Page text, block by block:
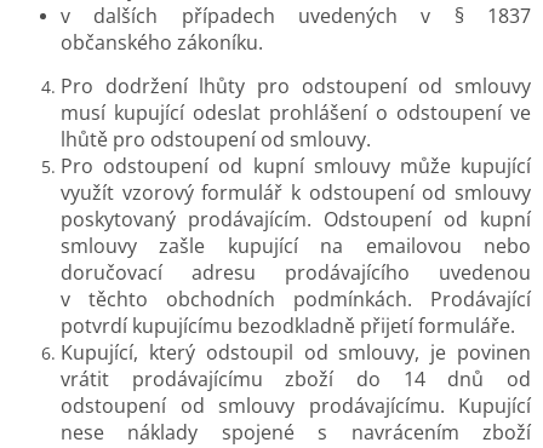
v dalších případech uvedených v § 1837
občanského zákoníku.
Pro dodržení lhůty pro odstoupení od smlouvy
musí kupující odeslat prohlášení o odstoupení ve
lhůtě pro odstoupení od smlouvy.
Pro odstoupení od kupní smlouvy může kupující
využít vzorový formulář k odstoupení od smlouvy
poskytovaný prodávajícím. Odstoupení od kupní
smlouvy zašle kupující na emailovou nebo
doručovací adresu prodávajícího uvedenou
v těchto obchodních podmínkách. Prodávající
potvrdí kupujícímu bezodkladně přijetí formuláře.
Kupující, který odstoupil od smlouvy, je povinen
vrátit prodávajícímu zboží do 14 dnů od
odstoupení od smlouvy prodávajícímu. Kupující
nese náklady spojené s navrácením zboží